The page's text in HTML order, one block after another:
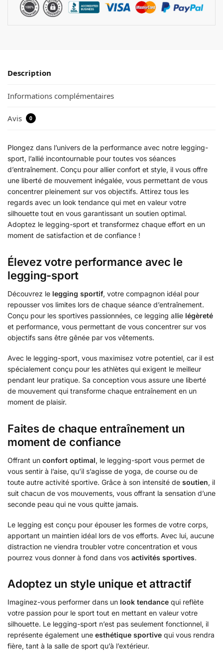
Description
Informations complémentaires
Avis 0
Plongez dans l’univers de la performance avec notre legging-
sport, l’allié incontournable pour toutes vos séances
d’entraînement. Conçu pour allier confort et style, il vous offre
une liberté de mouvement inégalée, vous permettant de vous
concentrer pleinement sur vos objectifs. Attirez tous les
regards avec un look tendance qui met en valeur votre
silhouette tout en vous garantissant un soutien optimal.
Adoptez le legging-sport et transformez chaque effort en un
moment de satisfaction et de confiance !
Élevez votre performance avec le
legging-sport
Découvrez le legging sportif, votre compagnon idéal pour
repousser vos limites lors de chaque séance d’entraînement.
Conçu pour les sportives passionnées, ce legging allie légèreté
et performance, vous permettant de vous concentrer sur vos
objectifs sans être gênée par vos vêtements.
Avec le legging-sport, vous maximisez votre potentiel, car il est
spécialement conçu pour les athlètes qui exigent le meilleur
pendant leur pratique. Sa conception vous assure une liberté
de mouvement qui transforme chaque entraînement en un
moment de plaisir.
Faites de chaque entraînement un
moment de confiance
Offrant un confort optimal, le legging-sport vous permet de
vous sentir à l’aise, qu’il s’agisse de yoga, de course ou de
toute autre activité sportive. Grâce à son intensité de soutien, il
suit chacun de vos mouvements, vous offrant la sensation d’une
seconde peau qui ne vous quitte jamais.
Le legging est conçu pour épouser les formes de votre corps,
apportant un maintien idéal lors de vos efforts. Avec lui, aucune
distraction ne viendra troubler votre concentration et vous
pourrez vous donner à fond dans vos activités sportives.
Adoptez un style unique et attractif
Imaginez-vous performer dans un look tendance qui reflète
votre passion pour le sport tout en mettant en valeur votre
silhouette. Le legging-sport n’est pas seulement fonctionnel, il
représente également une esthétique sportive qui vous rendra
fière, tant à la salle de sport qu’à l’extérieur.